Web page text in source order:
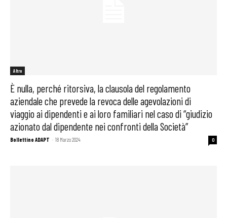
Altro
È nulla, perché ritorsiva, la clausola del regolamento
aziendale che prevede la revoca delle agevolazioni di
viaggio ai dipendenti e ai loro familiari nel caso di “giudizio
azionato dal dipendente nei confronti della Società”
Bollettino ADAPT - 18 Marzo 2024 0